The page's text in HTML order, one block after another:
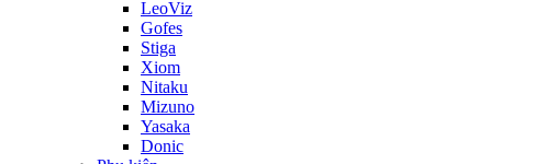
LeoViz
Gofes
Stiga
Xiom
Nitaku
Mizuno
Yasaka
Donic